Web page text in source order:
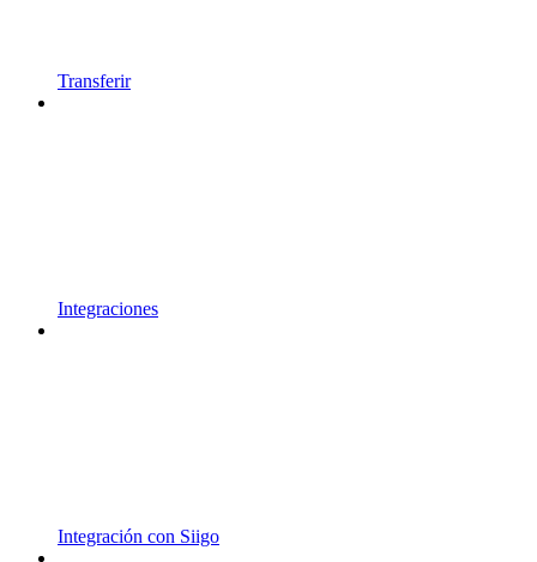
Transferir
Integraciones
Integración con Siigo